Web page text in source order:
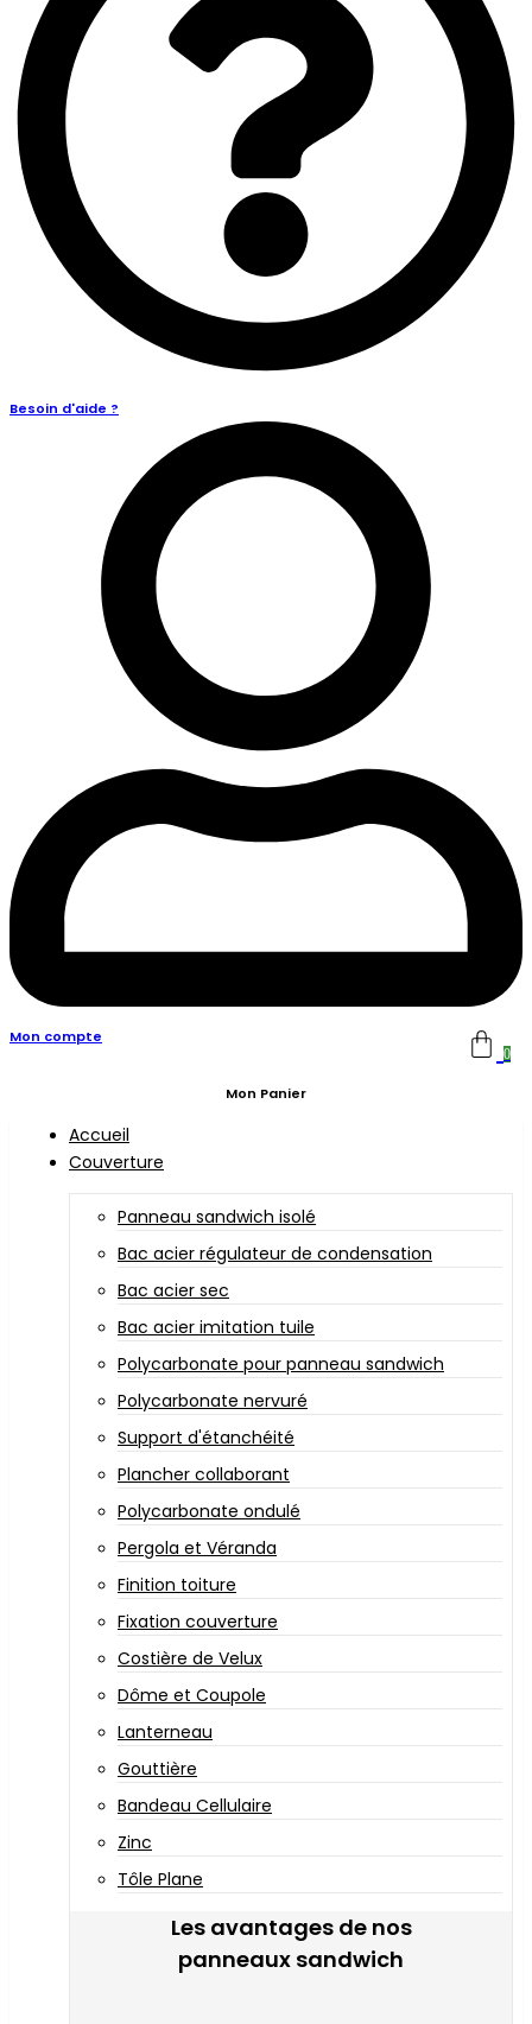
Besoin d'aide ?
Mon compte
0
Mon Panier
Accueil
Couverture
Panneau sandwich isolé
Bac acier régulateur de condensation
Bac acier sec
Bac acier imitation tuile
Polycarbonate pour panneau sandwich
Polycarbonate nervuré
Support d'étanchéité
Plancher collaborant
Polycarbonate ondulé
Pergola et Véranda
Finition toiture
Fixation couverture
Costière de Velux
Dôme et Coupole
Lanterneau
Gouttière
Bandeau Cellulaire
Zinc
Tôle Plane
Les avantages de nos
panneaux sandwich